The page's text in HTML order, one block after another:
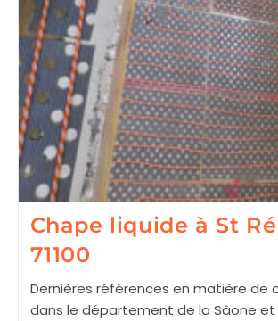
Chape liquide à St
71100
Dernières références en matière de
dans le département de la Sâone et